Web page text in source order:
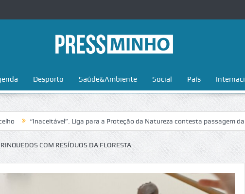
Desporto Saúde&Ambiente Social País
Liga para a Proteção da Natureza contesta passagem da Volta a
COM RESÍDUOS DA FLORESTA